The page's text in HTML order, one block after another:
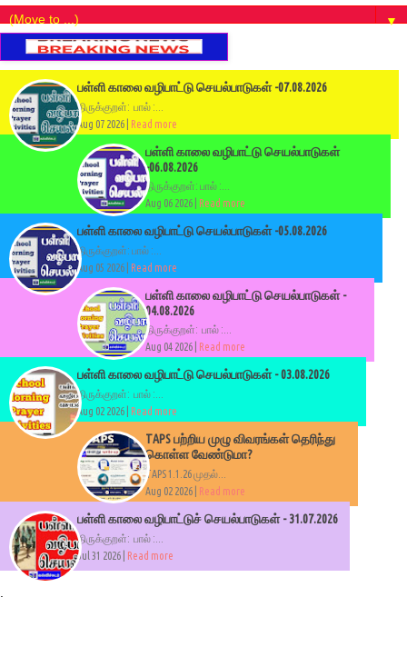
▼
பள்ளி காலை வழிபாட்டு செயல்பாடுகள் -07.08.2026
திருக்குறள்: பால் :...
Aug 07 2026 |
Read more
பள்ளி காலை வழிபாட்டு செயல்பாடுகள்
-06.08.2026
திருக்குறள்: பால் :...
Aug 06 2026 | Read more
பள்ளி காலை வழிபாட்டு செயல்பாடுகள் -05.08.2026
திருக்குறள்: பால் :...
Aug 05 2026 | Read more
பள்ளி காலை வழிபாட்டு செயல்பாடுகள் -
04.08.2026
திருக்குறள்: பால் :...
Aug 04 2026 |
Read more
பள்ளி காலை வழிபாட்டு செயல்பாடுகள் - 03.08.2026
திருக்குறள்: பால் :...
Aug 02 2026 | Read more
TAPS பற்றிய முழு விவரங்கள் தெரிந்து
கொள்ள வேண்டுமா?
TAPS 1.1.26 முதல்...
Aug 02 2026 |
Read more
பள்ளி காலை வழிபாட்டுச் செயல்பாடுகள் - 31.07.2026
திருக்குறள்: பால் :...
Jul 31 2026 |
Read more